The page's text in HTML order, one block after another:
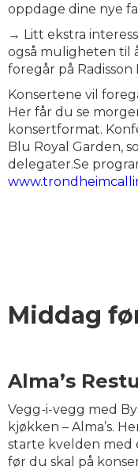
oppdage dine nye
→ Litt ekstra
også muligheten til
foregår på Radisson
Konsertene vil
Her får du se
konsertformat.
Blu Royal Garden,
delegater.Se
Middag
Alma’s
Vegg-i-vegg med
kjøkken – Alma’s.
starte kvelden med
før du skal på